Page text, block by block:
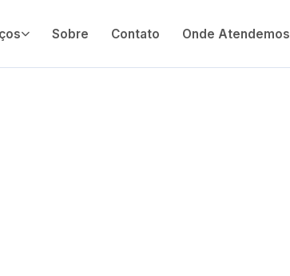
Sobre Contato Onde Atendemos